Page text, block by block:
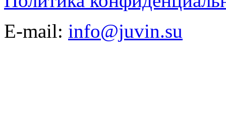
E-mail: info@juvin.su